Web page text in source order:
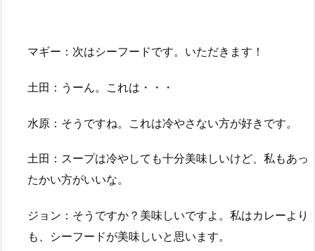
マギー：次はシーフードです。いただきます！
土田：うーん。これは・・・
水原：そうですね。これは冷やさない方が好きです。
土田：スープは冷やしても十分美味しいけど、私もあっ
たかい方がいいな。
ジョン：そうですか？美味しいですよ。私はカレーより
も、シーフードが美味しいと思います。